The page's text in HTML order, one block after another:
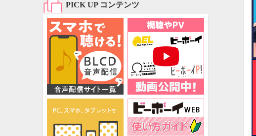
PICK UP コンテンツ